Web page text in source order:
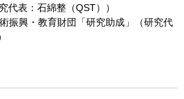
代表：石綿整（QST））
振興・教育財団「研究助成」（研究代